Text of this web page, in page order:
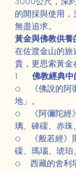
的開採與使用
無盡追求。
黃金與佛教供養
在佐渡金山的
貴，更思索黃金
1. 佛教經典
o    《佛說的
地」。
o    《阿彌陀
璃、硨磲、赤珠
o    《般若經
磲、瑪瑙、琥珀
o    西藏的舍